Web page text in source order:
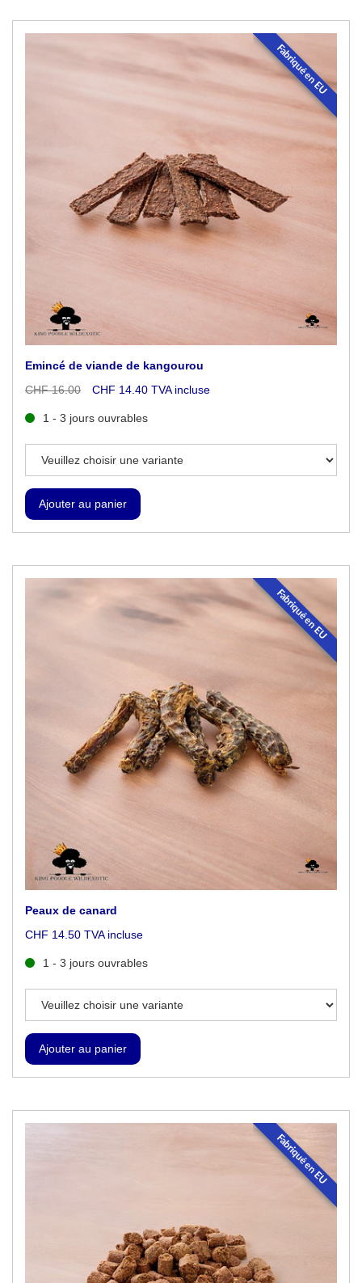
Fabriqué en EU
Emincé de viande de kangourou
CHF 16.00
CHF 14.40 TVA incluse
1 - 3 jours ouvrables
Fabriqué en EU
Peaux de canard
CHF 14.50 TVA incluse
1 - 3 jours ouvrables
Fabriqué en EU